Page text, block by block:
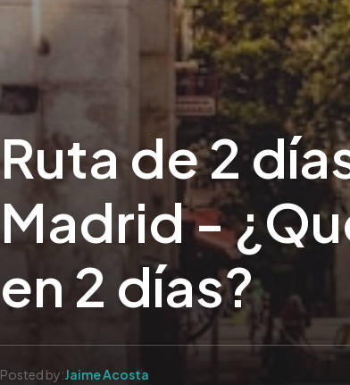
Ruta de 2
Madrid -
en 2 días?
Posted by:Jaime Acosta